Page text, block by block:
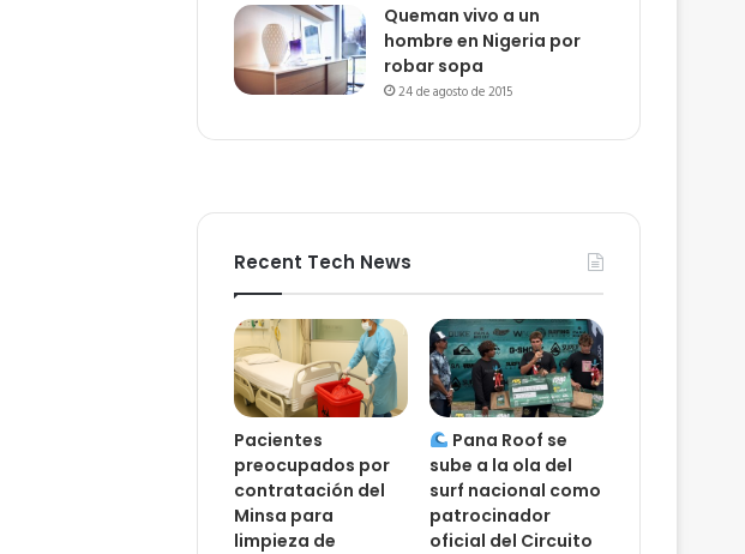
Queman vivo a un
hombre en Nigeria por
robar sopa
24 de agosto de 2015
Recent Tech News
Pacientes
preocupados por
contratación del
Minsa para
limpieza de
Pana Roof se
sube a la ola del
surf nacional como
patrocinador
oficial del Circuito